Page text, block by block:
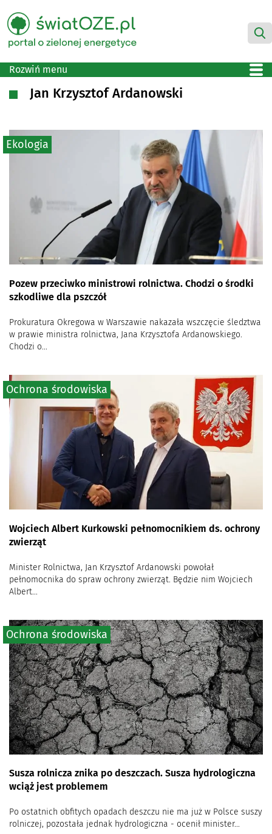
Rozwiń menu
Jan Krzysztof Ardanowski
Pozew przeciwko ministrowi rolnictwa. Chodzi o środki
szkodliwe dla pszczół
Prokuratura Okregowa w Warszawie nakazała wszczęcie śledztwa
w prawie ministra rolnictwa, Jana Krzysztofa Ardanowskiego.
Chodzi o...
Ekologia
Wojciech Albert Kurkowski pełnomocnikiem ds. ochrony
zwierząt
Minister Rolnictwa, Jan Krzysztof Ardanowski powołał
pełnomocnika do spraw ochrony zwierząt. Będzie nim Wojciech
Albert...
Ochrona środowiska
Susza rolnicza znika po deszczach. Susza hydrologiczna
wciąż jest problemem
Po ostatnich obfitych opadach deszczu nie ma już w Polsce suszy
rolniczej, pozostała jednak hydrologiczna - ocenił minister...
Ochrona środowiska